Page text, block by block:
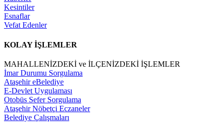
Kesintiler
Esnaflar
Vefat Edenler
KOLAY İŞLEMLER
MAHALLENİZDEKİ ve İLÇENİZDEKİ İŞLEMLER
İmar Durumu Sorgulama
Ataşehir eBelediye
E-Devlet Uygulaması
Otobüs Sefer Sorgulama
Ataşehir Nöbetçi Eczaneler
Belediye Çalışmaları